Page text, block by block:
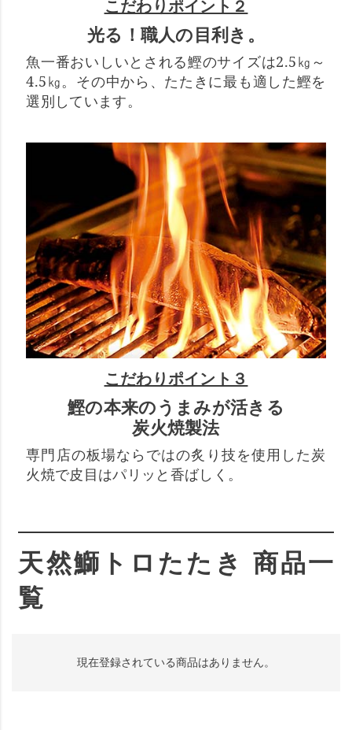
こだわりポイント２
光る！職人の目利き。
魚一番おいしいとされる鰹のサイズは2.5㎏～
4.5㎏。その中から、たたきに最も適した鰹を
選別しています。
こだわりポイント３
鰹の本来のうまみが活きる
炭火焼製法
専門店の板場ならではの炙り技を使用した炭
火焼で皮目はパリッと香ばしく。
天然鰤トロたたき 商品一
覧
現在登録されている商品はありません。